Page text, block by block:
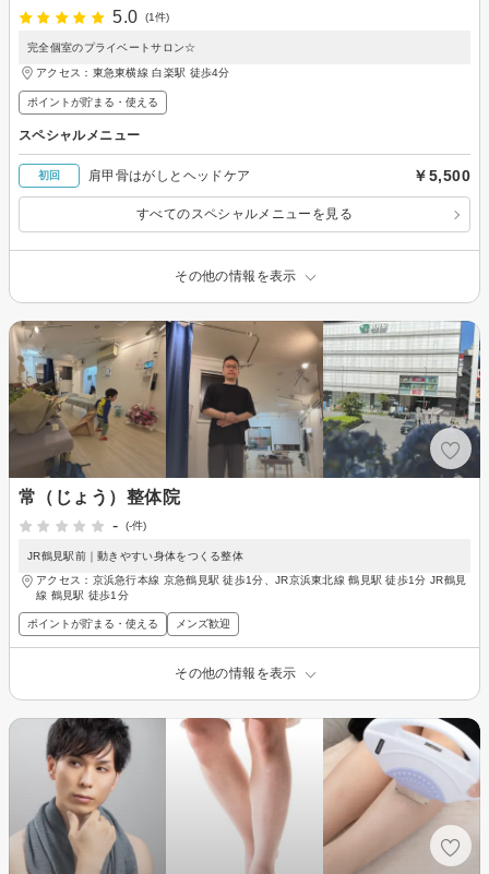
5.0
(1件)
完全個室のプライベートサロン☆
アクセス：東急東横線 白楽駅 徒歩4分
ポイントが貯まる・使える
スペシャルメニュー
初回 肩甲骨はがしとヘッドケア ￥5,500
すべてのスペシャルメニューを見る
その他の情報を表示
常（じょう）整体院
-
(-件)
JR鶴見駅前｜動きやすい身体をつくる整体
アクセス：京浜急行本線 京急鶴見駅 徒歩1分、JR京浜東北線 鶴見駅 徒歩1分 JR鶴見
線 鶴見駅 徒歩1分
ポイントが貯まる・使える メンズ歓迎
その他の情報を表示